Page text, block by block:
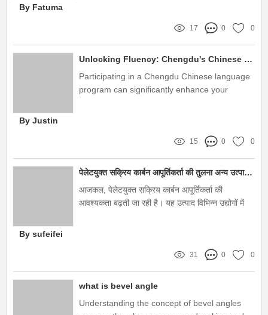
By Fatuma
17 0 0
Unlocking Fluency: Chengdu's Chinese Language Program
Participating in a Chengdu Chinese language
program can significantly enhance your
By Justin
15 0 0
पेलेटयुक्त सक्रिय कार्बन आपूर्तिकर्ता की तुलना अन्य उत्पादों से
आजकल, पेलेटयुक्त सक्रिय कार्बन आपूर्तिकर्ता की
आवश्यकता बढ़ती जा रही है। यह उत्पाद विभिन्न उद्योगों में
अच्छा विकल्प माना जाता है। इस लेख में, हम पेलेटयुक्त
के साथ तुलना करेंगे, जैसे कि पाउडर सक्रिय कार्बन और
By sufeifei
31 0 0
what is bevel angle
Understanding the concept of bevel angles